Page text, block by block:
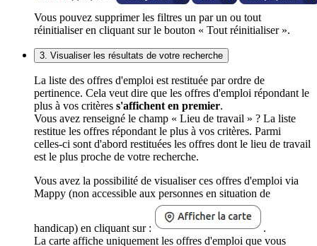
Vous pouvez supprimer les filtres un par un ou tout
réinitialiser en cliquant sur le bouton « Tout réinitialiser ».
3. Visualiser les résultats de votre recherche
La liste des offres d'emploi est restituée par ordre de
pertinence. Cela veut dire que les offres d'emploi répondant le
plus à vos critères s'affichent en premier.
Vous avez renseigné le champ « Lieu de travail » ? La liste
restitue les offres répondant le plus à vos critères. Parmi
celles-ci sont d'abord restituées les offres dont le lieu de travail
est le plus proche de votre recherche.
Vous avez la possibilité de visualiser ces offres d'emploi via
Mappy (non accessible aux personnes en situation de
handicap) en cliquant sur :
.
La carte affiche uniquement les offres d'emploi que vous